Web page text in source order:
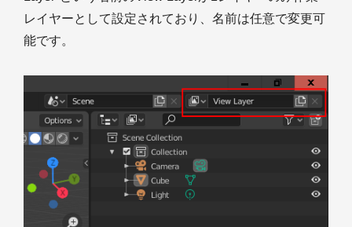
レイヤーとして設定されており、名前は任意で変更可
能です。